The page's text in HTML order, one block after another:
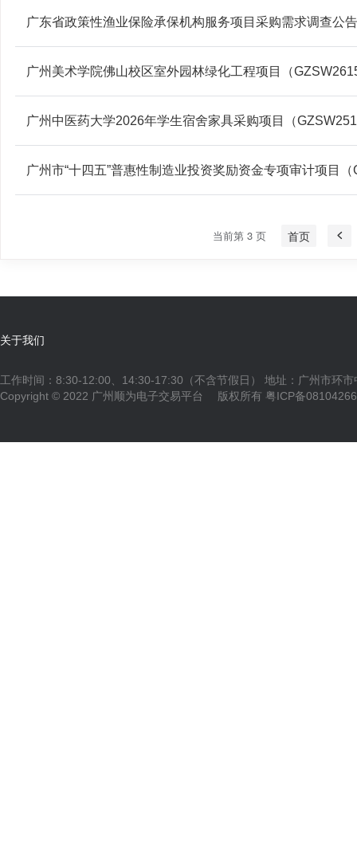
广东省政策性渔业保险承保机构服务项目采购需求调查公告
广州美术学院佛山校区室外园林绿化工程项目（
广州中医药大学2026年学生宿舍家具采购项目（
广州市“十四五”普惠性制造业投资奖励资金专项审计项目
当前第 3 页 首页
关于我们
工作时间：8:30-12:00、14:30-17:30（不含节假日） 地址：广州市环
Copyright © 2022 广州顺为电子交易平台 版权所有 粤ICP备